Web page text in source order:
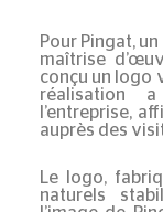
Pour Pingat,
maîtrise
conçu un logo
réalisation
l’entreprise,
auprès des
Le logo,
naturels